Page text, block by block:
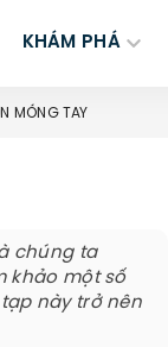
KHÁM PHÁ
MÓNG TAY
chúng ta
khảo một số
này trở nên